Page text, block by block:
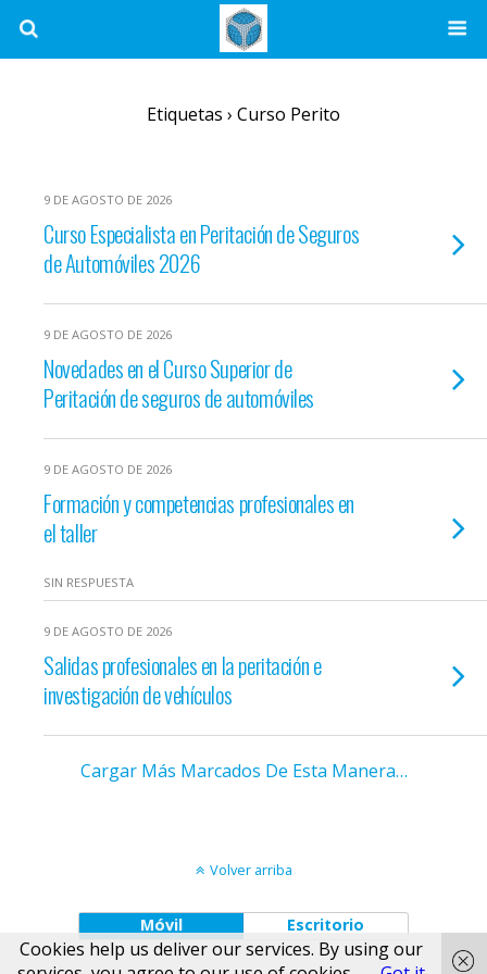
Etiquetas › Curso Perito
9 DE AGOSTO DE 2026
Curso Especialista en Peritación de Seguros
de Automóviles 2026
9 DE AGOSTO DE 2026
Novedades en el Curso Superior de
Peritación de seguros de automóviles
9 DE AGOSTO DE 2026
Formación y competencias profesionales en
el taller
SIN RESPUESTA
9 DE AGOSTO DE 2026
Salidas profesionales en la peritación e
investigación de vehículos
Cargar Más Marcados De Esta Manera…
Volver arriba
Móvil Escritorio
Cookies help us deliver our services. By using our